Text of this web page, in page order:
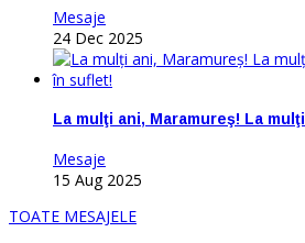
Mesaje
24 Dec 2025
La mulţi ani, Maramureş! La
Mesaje
15 Aug 2025
TOATE MESAJELE